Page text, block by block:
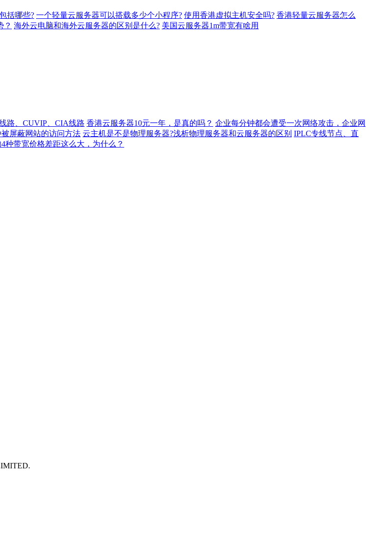
括哪些? 一个轻量云服务器可以搭载多少个小程序? 使用香港虚拟主机安全吗? 香港轻量云服务器怎么
？ 海外云电脑和海外云服务器的区别是什么? 美国云服务器1m带宽有啥用
路、CUVIP、CIA线路 香港云服务器10元一年，是真的吗？ 企业每分钟都会遭受一次网络攻击，企业网
屏蔽网站的访问方法 云主机是不是物理服务器?浅析物理服务器和云服务器的区别 IPLC专线节点、直
4种带宽价格差距这么大，为什么？